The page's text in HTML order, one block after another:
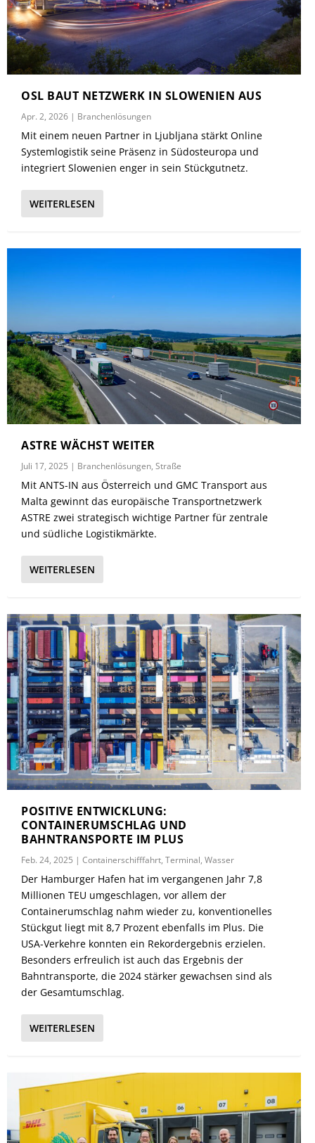
OSL BAUT NETZWERK IN SLOWENIEN AUS
Apr. 2, 2026 | Branchenlösungen
Mit einem neuen Partner in Ljubljana stärkt Online
Systemlogistik seine Präsenz in Südosteuropa und
integriert Slowenien enger in sein Stückgutnetz.
WEITERLESEN
ASTRE WÄCHST WEITER
Juli 17, 2025 | Branchenlösungen,Straße
Mit ANTS-IN aus Österreich und GMC Transport aus
Malta gewinnt das europäische Transportnetzwerk
ASTRE zwei strategisch wichtige Partner für zentrale
und südliche Logistikmärkte.
WEITERLESEN
POSITIVE ENTWICKLUNG:
CONTAINERUMSCHLAG UND
BAHNTRANSPORTE IM PLUS
Feb. 24, 2025 |Containerschifffahrt,Terminal,Wasser
Der Hamburger Hafen hat im vergangenen Jahr 7,8
Millionen TEU umgeschlagen, vor allem der
Containerumschlag nahm wieder zu, konventionelles
Stückgut liegt mit 8,7 Prozent ebenfalls im Plus. Die
USA-Verkehre konnten ein Rekordergebnis erzielen.
Besonders erfreulich ist auch das Ergebnis der
Bahntransporte, die 2024 stärker gewachsen sind als
der Gesamtumschlag.
WEITERLESEN